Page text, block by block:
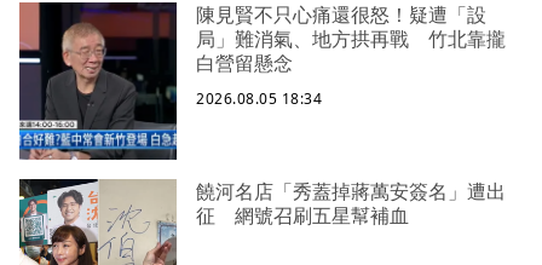
陳見賢不只心痛還很怒！疑遭「設
局」難消氣、地方拱再戰 竹北靠攏
白營留懸念
2026.08.05 18:34
饒河名店「秀蓋掉蔣萬安簽名」遭出
征 網號召刷五星幫補血